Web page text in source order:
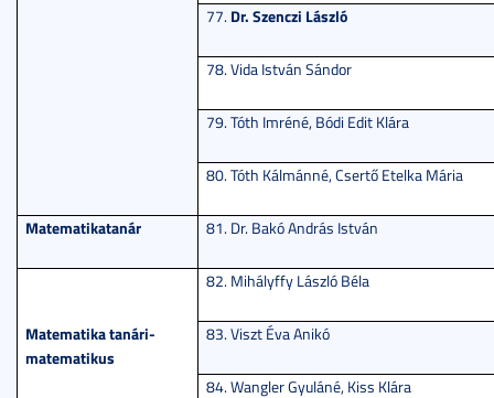
77. Dr. Szenczi László
78. Vida István Sándor
79. Tóth Imréné, Bódi Edit Klára
80. Tóth Kálmánné, Csertő Etelka Mária
Matematikatanár 81. Dr. Bakó András István
Matematika tanári-
matematikus
82. Mihályffy László Béla
83. Viszt Éva Anikó
84. Wangler Gyuláné, Kiss Klára